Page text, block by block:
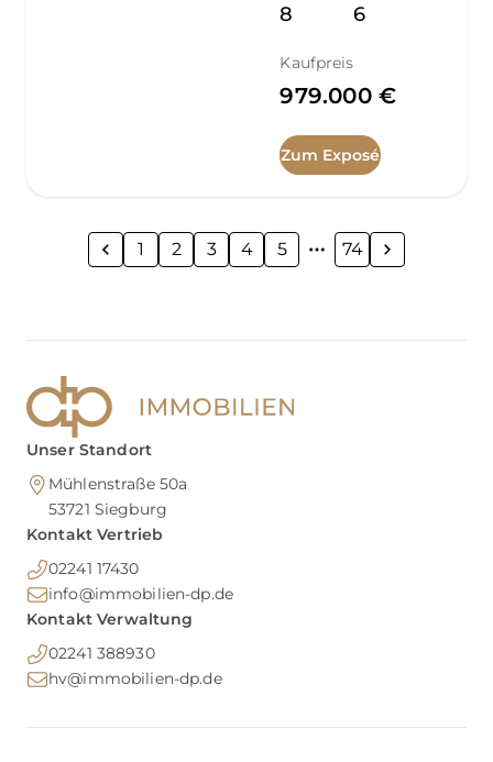
8 6
Kaufpreis
979.000 €
Zum Exposé
1 2 3 4 5 74
Unser Standort
Mühlenstraße 50a
53721 Siegburg
Kontakt Vertrieb
02241 17430
info@immobilien-dp.de
Kontakt Verwaltung
02241 388930
hv@immobilien-dp.de